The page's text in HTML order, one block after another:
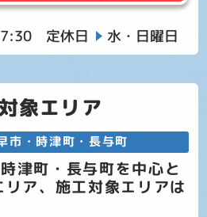
定休日 水・日曜日
象エリア
市・時津町・長与町
津町・長与町を中心と
ア、施工対象エリアは